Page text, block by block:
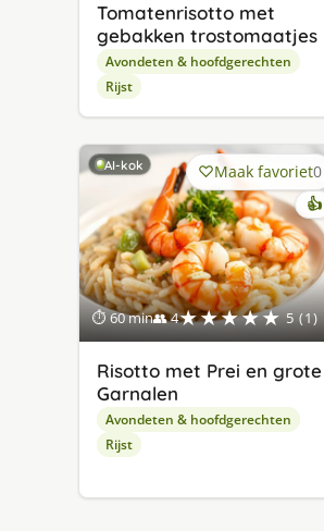
Tomatenrisotto met
gebakken trostomaatjes
Avondeten & hoofdgerechten
Rijst
AI-kok
⏱ 60 min👥 4★★★★★ 5 (1)
Maak favoriet0
👍
Risotto met Prei en grote
Garnalen
Avondeten & hoofdgerechten
Rijst